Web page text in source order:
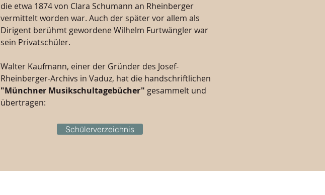
die etwa 1874 von Clara Schumann an Rheinberger
vermittelt worden war. Auch der später vor allem als
Dirigent berühmt gewordene Wilhelm Furtwängler war
sein Privatschüler.
Walter Kaufmann, einer der Gründer des Josef-
Rheinberger-Archivs in Vaduz, hat die handschriftlichen
"Münchner Musikschultagebücher" gesammelt und
übertragen:
Schülerverzeichnis